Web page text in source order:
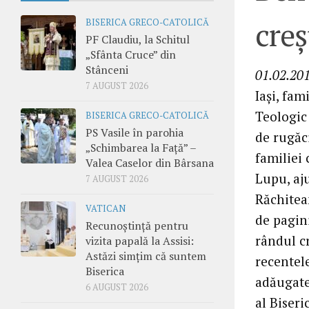
Iaşi,
de
familiei
Lupu,
de
rândul
al
BISERICA GRECO-CATOLICĂ
PF Claudiu, la Schitul
„Sfânta Cruce” din
Stânceni
7 AUGUST 2026
BISERICA GRECO-CATOLICĂ
PS Vasile în parohia
„Schimbarea la Față” –
Valea Caselor din Bârsana
7 AUGUST 2026
VATICAN
Recunoștință pentru
vizita papală la Assisi:
Astăzi simțim că suntem
Biserica
6 AUGUST 2026